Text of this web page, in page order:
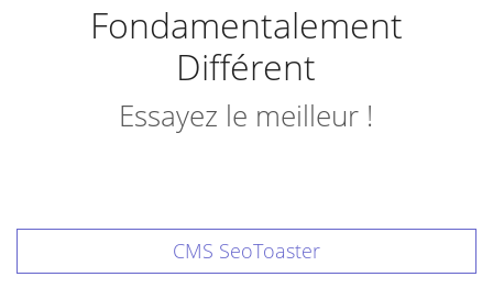
Fondamentalement
Différent
Essayez le meilleur !
CMS SeoToaster